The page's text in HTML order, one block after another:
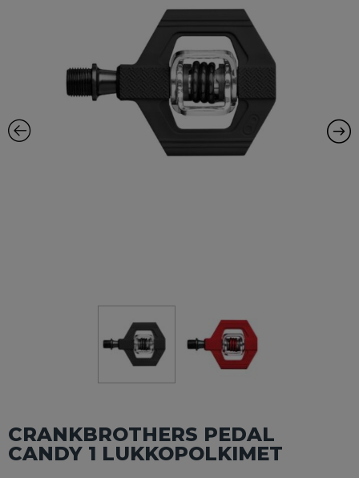
CRANKBROTHERS PEDAL
CANDY 1 LUKKOPOLKIMET